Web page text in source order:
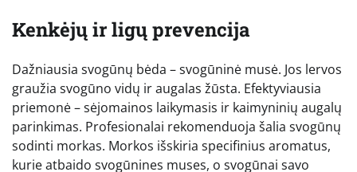
Kenkėjų ir ligų prevencija
Dažniausia svogūnų bėda – svogūninė musė. Jos lervos
graužia svogūno vidų ir augalas žūsta. Efektyviausia
priemonė – sėjomainos laikymasis ir kaimyninių augalų
parinkimas. Profesionalai rekomenduoja šalia svogūnų
sodinti morkas. Morkos išskiria specifinius aromatus,
kurie atbaido svogūnines muses, o svogūnai savo